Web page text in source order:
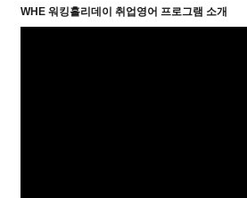
WHE 워킹홀리데이 취업영어 프로그램 소개